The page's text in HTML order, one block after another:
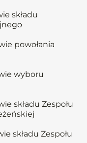
składu
powołania
wyboru
składu Zespołu
składu Zespołu